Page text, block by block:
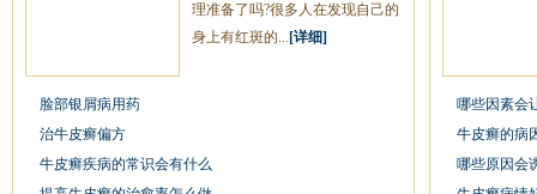
理准备了吗?很多人在发现自己的
身上有红斑的... [详细]
脸部银屑病用药
治牛皮癣偏方
牛皮癣疾病的常识会有什么
哪些因素会
牛皮癣的病
哪些原因会